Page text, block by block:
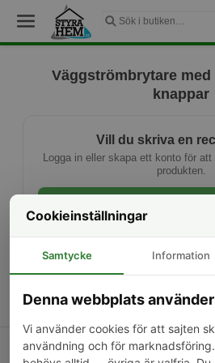
Väggströmbrytare med
knappar
Vill du skriva en
Logga in eller skapa ett konto för
produkten.
Ny kund? Skapa
Kontakta oss Om oss
Cookieinställningar
Samtycke Information
Denna webbplats
Vi använder cookies för att sajten
användning och för